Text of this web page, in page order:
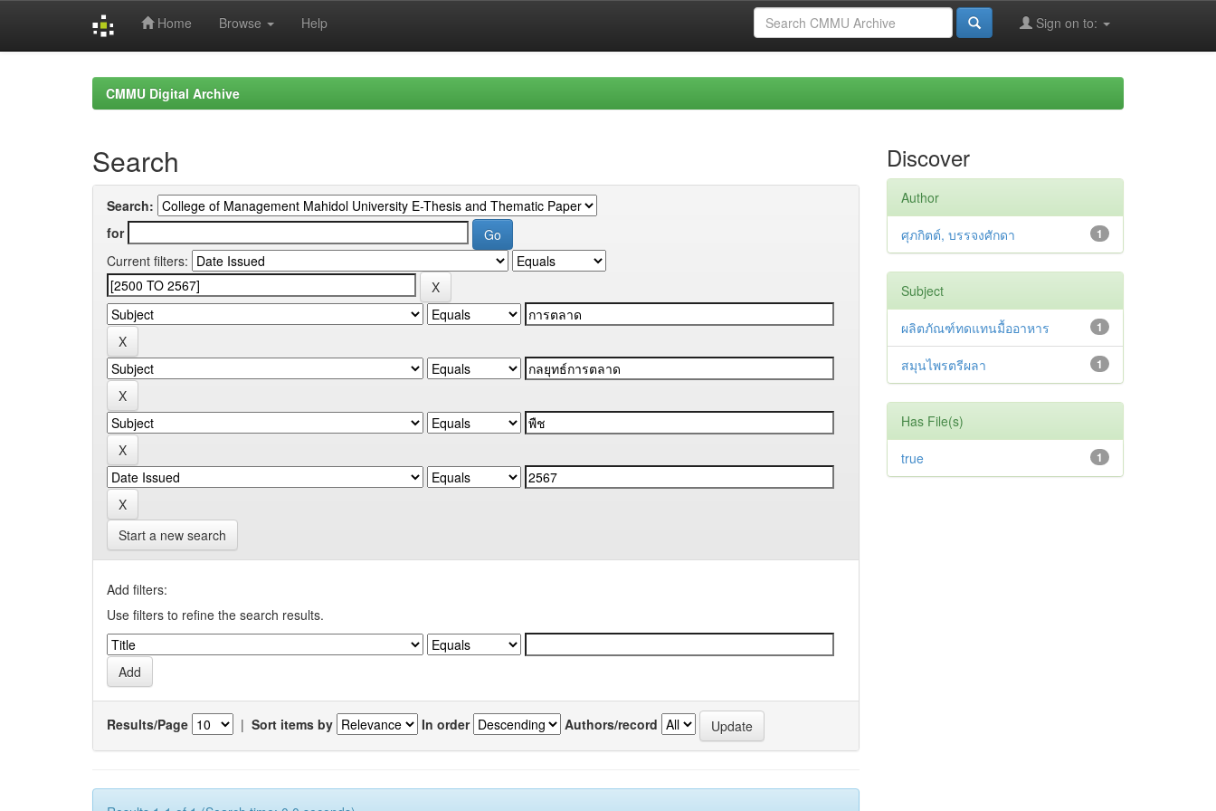
Home Browse Help Sign on to:
CMMU Digital Archive
Search
Search:
for
Current filters:
Start a new search
Add filters:
Use filters to refine the search results.
Results/Page | Sort items by In order Authors/record
Discover
Author
1
ศุภกิตต์, บรรจงศักดา
Subject
1
ผลิตภัณฑ์ทดแทนมื้ออาหาร
1
สมุนไพรตรีผลา
Has File(s)
1
true